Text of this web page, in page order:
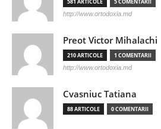
581 ARTICOLE 5 COMENTARII
http://www.ortodoxia.md
Preot Victor Mihalachi
210 ARTICOLE 1 COMENTARII
http://www.ortodoxia.md
Cvasniuc Tatiana
88 ARTICOLE 0 COMENTARII